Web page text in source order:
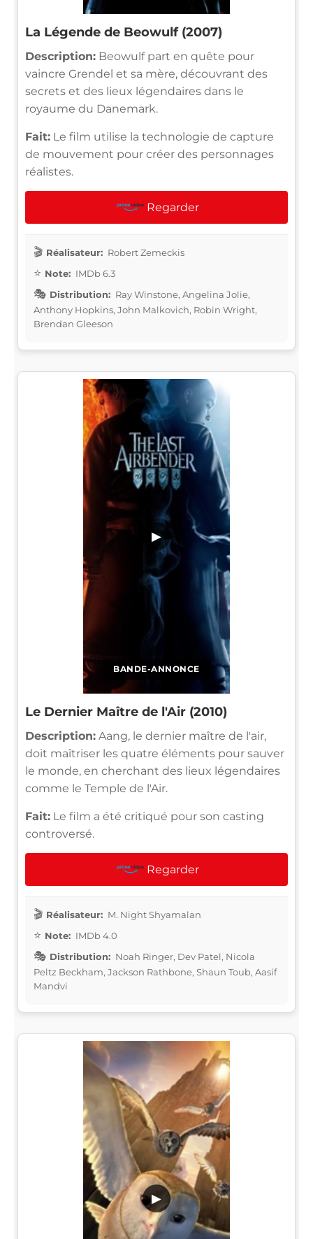
La Légende de Beowulf (2007)
Description: Beowulf part en quête pour
vaincre Grendel et sa mère, découvrant des
secrets et des lieux légendaires dans le
royaume du Danemark.
Fait: Le film utilise la technologie de capture
de mouvement pour créer des personnages
réalistes.
Regarder
Réalisateur: Robert Zemeckis
Note: IMDb 6.3
Distribution: Ray Winstone, Angelina Jolie,
Anthony Hopkins, John Malkovich, Robin Wright,
Brendan Gleeson
BANDE-ANNONCE
▶
Le Dernier Maître de l'Air (2010)
Description: Aang, le dernier maître de l'air,
doit maîtriser les quatre éléments pour sauver
le monde, en cherchant des lieux légendaires
comme le Temple de l'Air.
Fait: Le film a été critiqué pour son casting
controversé.
Regarder
Réalisateur: M. Night Shyamalan
Note: IMDb 4.0
Distribution: Noah Ringer, Dev Patel, Nicola
Peltz Beckham, Jackson Rathbone, Shaun Toub, Aasif
Mandvi
▶